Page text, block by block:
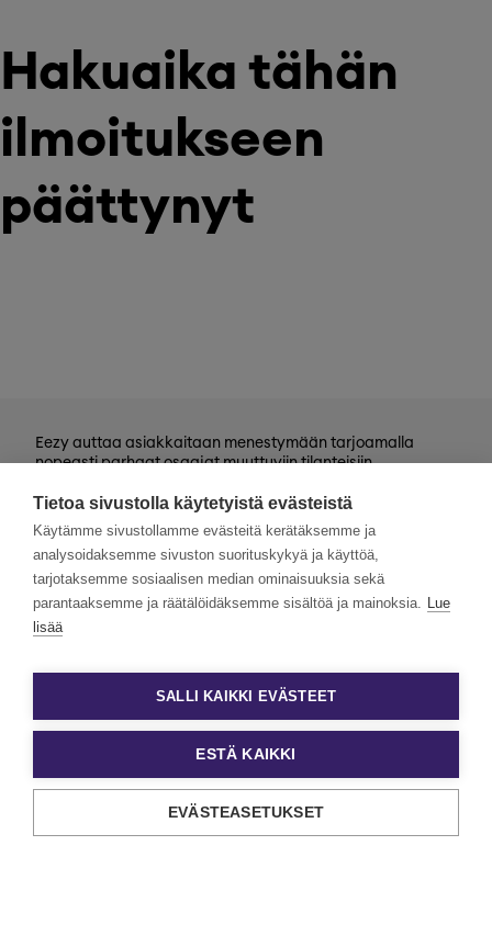
Hakuaika tähän
ilmoitukseen
päättynyt
Eezy auttaa asiakkaitaan menestymään tarjoamalla
nopeasti parhaat osaajat muuttuviin tilanteisiin
kevytyrittäjyys ja muut työelämän
asiantuntijapalvelumme tarjoavat monipuolisimmat keinot
työn ja tekijöiden kohtaamiseen.
Haluamme rakentaa monimuotoista ja yhdenvertaista
Eezyä. Toivomme hakemuksia kaikenlaisista taustoista
tulevilta päteviltä hakijoilta. Noudatamme aina tasa-
arvoista ja läpinäkyvää rekrytointiprosessia. Uskomme
Tietoa sivustolla käytetyistä evästeistä
Käytämme sivustollamme evästeitä kerätäksemme ja
analysoidaksemme sivuston suorituskykyä ja käyttöä,
tarjotaksemme sosiaalisen median ominaisuuksia sekä
parantaaksemme ja räätälöidäksemme sisältöä ja mainoksia. Lue
lisää
SALLI KAIKKI EVÄSTEET
ESTÄ KAIKKI
EVÄSTEASETUKSET